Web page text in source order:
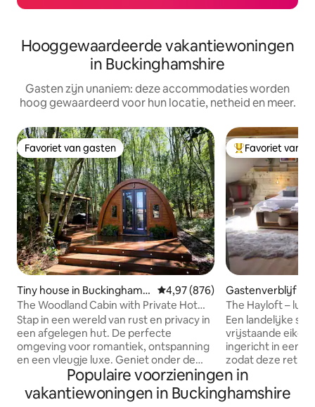
Hooggewaardeerde vakantiewoningen
in Buckinghamshire
Gasten zijn unaniem: deze accommodaties worden
hoog gewaardeerd voor hun locatie, netheid en meer.
Favoriet van gasten
Favoriet van gasten
Tiny house in Buckinghams
hire
Gemiddelde beoordeling van
4,97 (876)
The Woodland Cabin with Private Hot
Tub Spa
Stap in een wereld van rust en privacy in
een afgelegen hut. De perfecte
omgeving voor romantiek, ontspanning
en een vleugje luxe. Geniet onder de
sterren in het privébubbelbad, gezellig
bij de houtkachel, de geur van landelijke
lucht en het geluid van vogelgezang.
Topfavoriet van
Favoriet van
Gastenverblijf in
re
The Hayloft –
toevluchtsoord
Een landelijke
vrijstaande
ingericht in een
zodat deze
om je verblijf
maken! Zeer ruim en een ideale plek om
te komen en te
Populaire voorzieningen in
vakantiewoningen in Buckinghamshire